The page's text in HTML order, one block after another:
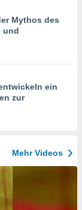
Mythos des
und
ein
zur
Mehr Videos